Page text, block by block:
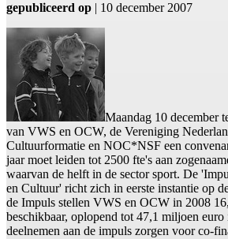
gepubliceerd op | 10 december 2007
Maandag 10 december
van VWS en OCW, de Vereniging
Cultuurformatie en NOC*NSF een
jaar moet leiden tot 2500 fte's aan
waarvan de helft in de sector sport. De
en Cultuur' richt zich in eerste instantie op
de Impuls stellen VWS en OCW in 2008
beschikbaar, oplopend tot 47,1 miljoen
deelnemen aan de impuls zorgen voor co-